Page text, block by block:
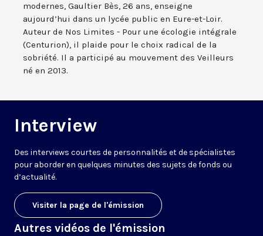
modernes, Gaultier Bès, 26 ans, enseigne
aujourd’hui dans un lycée public en Eure-et-Loir.
Auteur de Nos Limites - Pour une écologie intégrale
(Centurion), il plaide pour le choix radical de la
sobriété. Il a participé au mouvement des Veilleurs
né en 2013.
Interview
Des interviews courtes de personnalités et de spécialistes
pour aborder en quelques minutes des sujets de fonds ou
d’actualité.
Visiter la page de l'émission
Autres vidéos de l'émission